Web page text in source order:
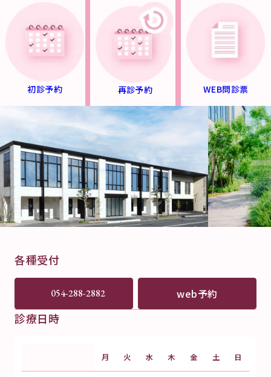
ペイシェントハラスメント対
策方針
サイトマップ
初診予約 再診予約 WEB問診票
各種受付
054-288-2882 web予約
診療日時
月 火 水 木 金 土 日